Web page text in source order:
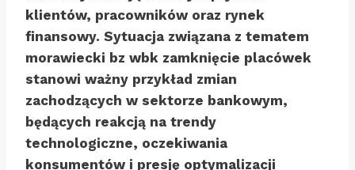
klientów, pracowników oraz rynek
finansowy. Sytuacja związana z tematem
morawiecki bz wbk zamknięcie placówek
stanowi ważny przykład zmian
zachodzących w sektorze bankowym,
będących reakcją na trendy
technologiczne, oczekiwania
konsumentów i presję optymalizacji